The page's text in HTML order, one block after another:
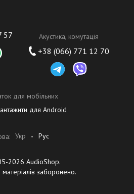
и экономически эффективные
57 Акустика, комутація
+38 (066) 771 12 70
для мобільних
для Android
Укр Рус
2026 AudioShop.
заборонено.